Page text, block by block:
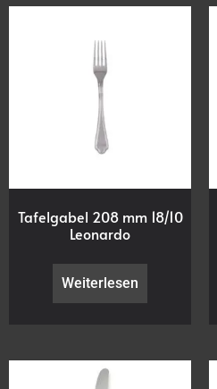
Tafelgabel 208 mm 18/10
Leonardo
Weiterlesen